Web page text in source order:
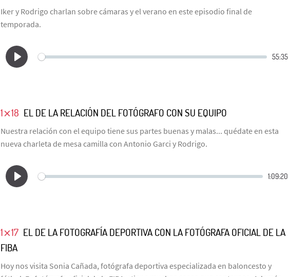
Iker y Rodrigo charlan sobre cámaras y el verano en este episodio final de
temporada.
1⨯18 EL DE LA RELACIÓN DEL FOTÓGRAFO CON SU EQUIPO
Nuestra relación con el equipo tiene sus partes buenas y malas... quédate en esta
nueva charleta de mesa camilla con Antonio Garci y Rodrigo.
1⨯17 EL DE LA FOTOGRAFÍA DEPORTIVA CON LA FOTÓGRAFA OFICIAL DE LA
FIBA
Hoy nos visita Sonia Cañada, fotógrafa deportiva especializada en baloncesto y